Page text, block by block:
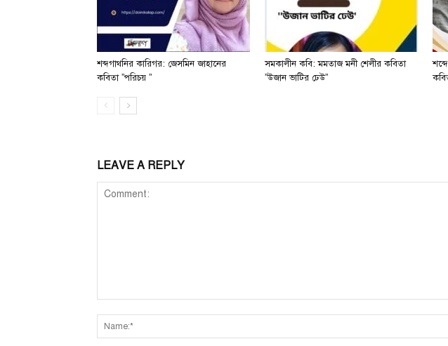
শব্দগাথনির কারিগর: জেসমিন জাহানের
কবিতা ”পরিচয় ”
সমকালীন কবি: মমতাজ মনী শেলীর কবিতা
”উজান ভাটির ঢেউ”
LEAVE A REPLY